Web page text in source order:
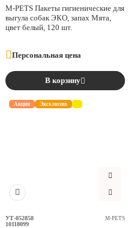
M-PETS Пакеты гигиенические для
выгула собак ЭКО, запах Мята,
цвет белый, 120 шт.
Персональная цена
В корзину
Акция Эксклюзив
УТ-052858
10118099
M-PETS